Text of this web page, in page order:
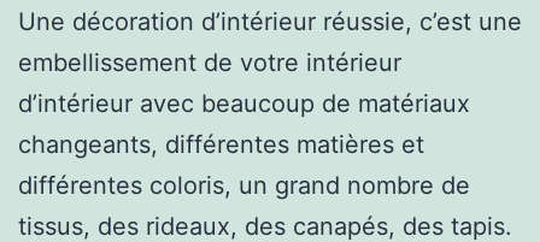
Une décoration d’intérieur réussie, c’est une
embellissement de votre intérieur
d’intérieur avec beaucoup de matériaux
changeants, différentes matières et
différentes coloris, un grand nombre de
tissus, des rideaux, des canapés, des tapis.